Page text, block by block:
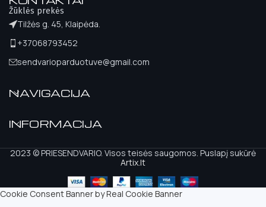
Žūklės prekės
Tilžės g. 45, Klaipėda.
+37068793452
sendvarioparduotuve@gmail.com
NAVIGACIJA
INFORMACIJA
2023 © PRIESENDVARIO. Visos teisės saugomos. Puslapį sukūrė
Artix.lt
Cookie Consent Banner by Real Cookie Banner